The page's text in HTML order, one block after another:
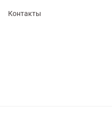
Контакты